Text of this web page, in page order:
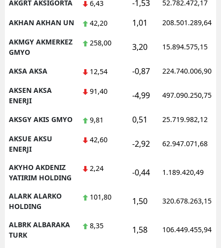
AKGRT AKSIGORTA 6,43 -1,53 52.782.472,17
AKHAN AKHAN UN 42,20 1,01 208.501.289,64
AKMGY AKMERKEZ
GMYO
258,00 3,20 15.894.575,15
AKSA AKSA 12,54 -0,87 224.740.006,90
AKSEN AKSA
ENERJI
91,40 -4,99 497.090.250,75
AKSGY AKIS GMYO 9,81 0,51 25.719.982,12
AKSUE AKSU
ENERJI
42,60 -2,92 62.947.071,68
AKYHO AKDENIZ
YATIRIM HOLDING
2,24 -0,44 1.189.420,49
ALARK ALARKO
HOLDING
101,80 1,50 320.678.263,15
ALBRK ALBARAKA
TURK
8,35 1,58 106.449.455,94